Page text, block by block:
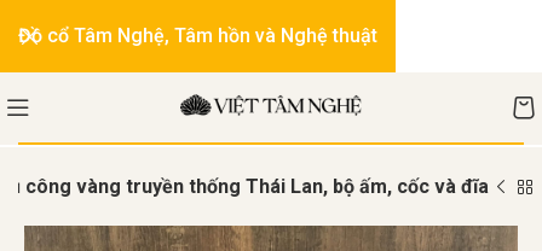
công vàng truyền thống Thái Lan, bộ ấm, cốc và đĩa
Đồ cổ Tâm Nghệ, Tâm hồn và Nghệ thuật